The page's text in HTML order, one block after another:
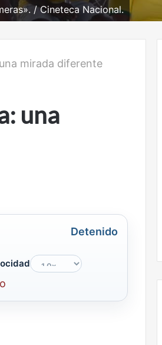
/ Cineteca Nacional.
mirada diferente
una
Detenido